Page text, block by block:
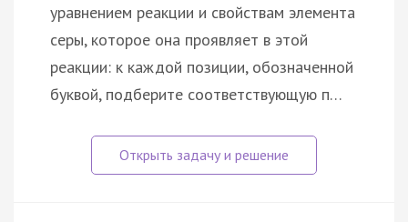
уравнением реакции и свойствам элемента
серы, которое она проявляет в этой
реакции: к каждой позиции, обозначенной
буквой, подберите соответствующую п…